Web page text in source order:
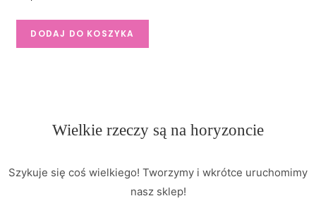
DODAJ DO KOSZYKA
Wielkie rzeczy są na horyzoncie
Szykuje się coś wielkiego! Tworzymy i wkrótce uruchomimy
nasz sklep!